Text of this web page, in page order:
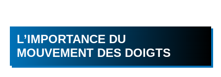
L’IMPORTANCE DU
MOUVEMENT DES DOIGTS